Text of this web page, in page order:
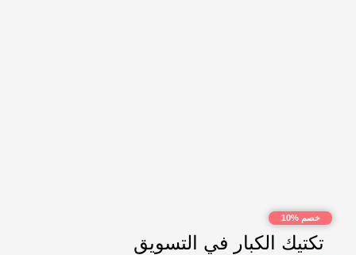
خصم %10
تكتيك الكبار في التسويق